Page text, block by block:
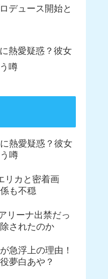
デュース開始と
熱愛疑惑？彼女
噂
熱愛疑惑？彼女
噂
リカと密着画
も不穏
リーナ出禁だっ
されたのか
急浮上の理由！
夢白あや？